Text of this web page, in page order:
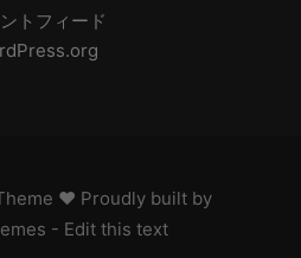
トフィード
♥ Proudly built by
- Edit this text